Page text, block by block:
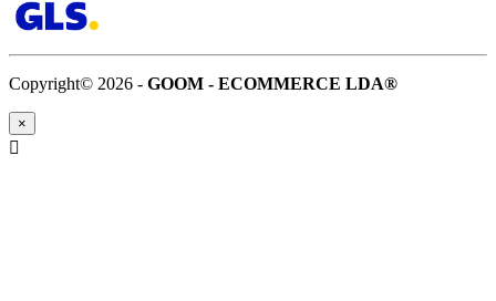
Copyright© 2026 - GOOM - ECOMMERCE LDA®
×
